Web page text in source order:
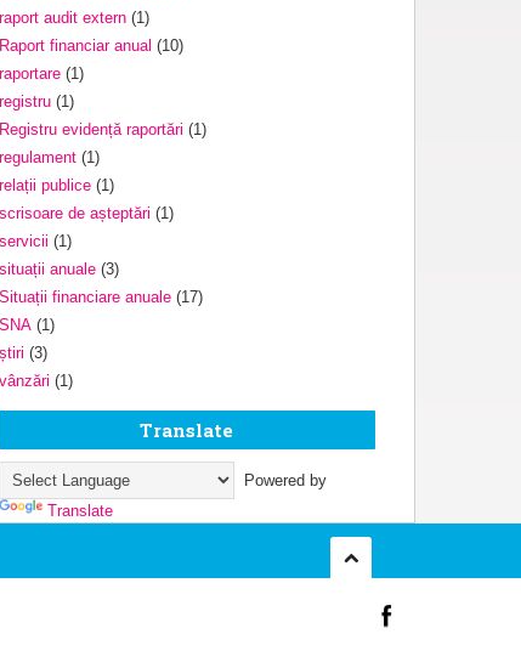
raport audit extern (1)
Raport financiar anual (10)
raportare (1)
registru (1)
Registru evidență raportări (1)
regulament (1)
relații publice (1)
scrisoare de așteptări (1)
servicii (1)
situații anuale (3)
Situații financiare anuale (17)
SNA (1)
știri (3)
vânzări (1)
Translate
Powered by
Translate